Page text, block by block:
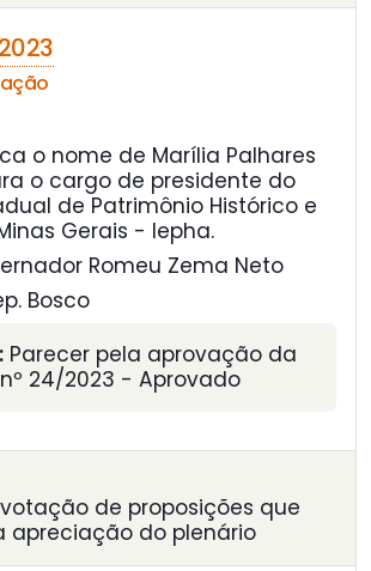
2023
o nome de Marília Palhares
o cargo de presidente do
de Patrimônio Histórico e
Gerais - Iepha.
Romeu Zema Neto
Bosco
Parecer pela aprovação da
24/2023 - Aprovado
de proposições que
apreciação do plenário